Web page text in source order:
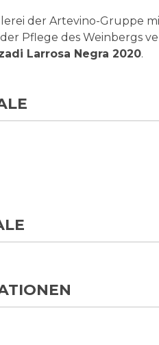
der Artevino-Gruppe
Pflege des Weinbergs
Larrosa Negra 2020.